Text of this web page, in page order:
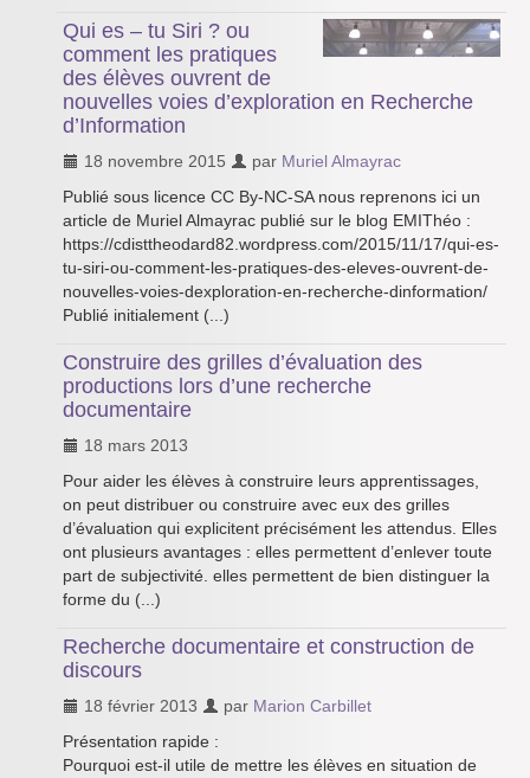
Qui es – tu Siri ? ou
comment les pratiques
des élèves ouvrent de
nouvelles voies d’exploration en Recherche
d’Information
18 novembre 2015 par Muriel Almayrac
Publié sous licence CC By-NC-SA nous reprenons ici un
article de Muriel Almayrac publié sur le blog EMIThéo :
https://cdisttheodard82.wordpress.com/2015/11/17/qui-es-
tu-siri-ou-comment-les-pratiques-des-eleves-ouvrent-de-
nouvelles-voies-dexploration-en-recherche-dinformation/
Publié initialement (...)
Construire des grilles d’évaluation des
productions lors d’une recherche
documentaire
18 mars 2013
Pour aider les élèves à construire leurs apprentissages,
on peut distribuer ou construire avec eux des grilles
d’évaluation qui explicitent précisément les attendus. Elles
ont plusieurs avantages : elles permettent d’enlever toute
part de subjectivité. elles permettent de bien distinguer la
forme du (...)
Recherche documentaire et construction de
discours
18 février 2013 par Marion Carbillet
Présentation rapide :
Pourquoi est-il utile de mettre les élèves en situation de